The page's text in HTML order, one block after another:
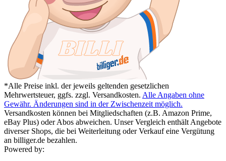
*Alle Preise inkl. der jeweils geltenden gesetzlichen
Mehrwertsteuer, ggfs. zzgl. Versandkosten. Alle Angaben ohne
Gewähr. Änderungen sind in der Zwischenzeit möglich.
Versandkosten können bei Mitgliedschaften (z.B. Amazon Prime,
eBay Plus) oder Abos abweichen. Unser Vergleich enthält Angebote
diverser Shops, die bei Weiterleitung oder Verkauf eine Vergütung
an billiger.de bezahlen.
Powered by: